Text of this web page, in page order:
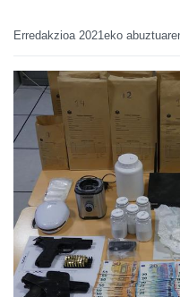
Erredakzioa 2021eko